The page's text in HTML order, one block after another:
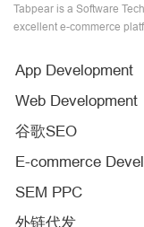
Tabpear is a Software
excellent e-commerce
App Development
Web Development
谷歌SEO
E-commerce
SEM PPC
外链代发